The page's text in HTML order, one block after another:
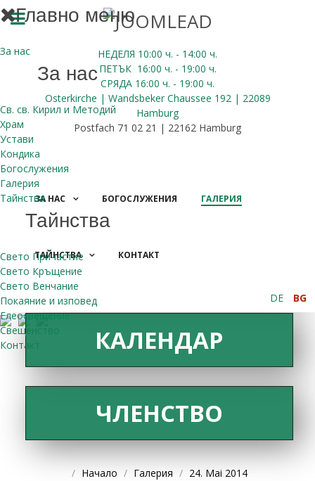
НЕДЕЛЯ 10:00 ч. - 14:00 ч.
ПЕТЪК 16:00 ч. - 19:00 ч.
СРЯДА 16:00 ч. - 19:00 ч.
Osterkirche | Wandsbeker Chaussee 192 | 22089
Hamburg
Postfach 71 02 21 | 22162 Hamburg
Главно меню
За нас
За нас
Св. св. Кирил и Методий
Храм
Устави
Кондика
Богослужения
Галерия
Тайнства
Тайнства
Свето Причастие
Свето Кръщение
Свето Венчание
Покаяние и изповед
Елеосвещение
Свещенство
Контакт
ЗА НАС БОГОСЛУЖЕНИЯ ГАЛЕРИЯ
ТАЙНСТВА КОНТАКТ
DE BG
ДАРЕНИЯ
КАЛЕНДАР
ЧЛЕНСТВО
Начало Галерия 24. Mai 2014